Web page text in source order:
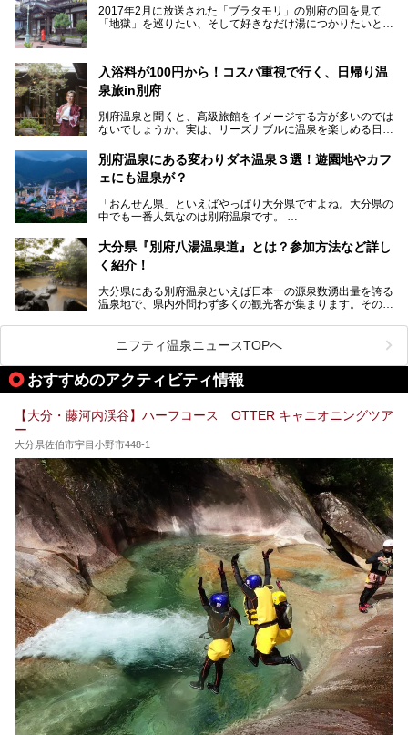
地上80mという圧倒的な開放感が魅力。温泉、ロウリュサウ
ナ、そしてひんやりとした約27度の高濃度炭酸泉で交互浴
併設の「JR九州ホテル ブラッサム大分」に泊まって、この
「シティスパてんくう」をたっぷり満喫してきたのでレポー
ルダウンできるスイーツ情報と併せてお楽しみください！
提供元：大分県【PR】
この記事は大分県のPR記事です。
2017年2月に放送された「ブラタモリ」の別府の回を見て
「地獄」を巡りたい、そして好きなだけ湯につかりたいと切
まつり」が開催されます。その期間は嬉しいことに100以上
の共同浴場がなんと無料開放されるんです！普段から入浴料
が100円と安いのに、いいんですかタダにしちゃって!?
しかも4/2には「東京ディズニーリゾートスペシャルパレー
ド」も行われます。つまり別府に行けば「地獄」も「ミッキ
ーマウス」も拝める稀有なイベントですよ、これは行くしか
ない！
源泉数、湧出量ともに日本一の温泉県とも言われる大分県。
な市営温泉をまとめました。
Let’s go to Hell !
入浴料が100円から！コスパ重視で行く、日帰り温
泉旅in別府
別府温泉と聞くと、高級旅館をイメージする方が多いのでは
ないでしょうか。実は、リーズナブルに温泉を楽しめる日帰
で楽しめる「大分県の別府温泉」に注目してみました。
ニフティ温泉がオススメする温泉施設を紹介しちゃいます！
別府温泉にある変わりダネ温泉３選！遊園地やカフ
ェにも温泉が？
「おんせん県」といえばやっぱり大分県ですよね。大分県の
中でも一番人気なのは別府温泉です。
中いても飽きません。
普通に温泉に浸かる以外にも、別府地獄巡りや砂湯などは有
名ですよね。
別府温泉は共同湯も多く、家庭やマンションにも温泉を引い
ている所もあります。
あるんです。
これを読んで別府温泉巡りの参考になればと思います。
大分県『別府八湯温泉道』とは？参加方法など詳し
く紹介！
大分県にある別府温泉といえば日本一の源泉数湧出量を誇る
温泉地で、県内外問わず多くの観光客が集まります。その別
八湯温泉道とは別府八湯を巡る体験型イベントで、施設を回
って88ヶ所のスタンプを集めて温泉名人の認定を目指すと
いうものです。
別府には朝早くから夜遅くまでやっている地元に根付いた銭
湯や、日帰りのみの大きな施設など様々な形態の温泉があり
人を目指してみてはいかがでしょうか？
ニフティ温泉ニュースTOPへ
おすすめのアクティビティ情報
【大分・藤河内渓谷】ハーフコース OTTER キャニオニングツア
ー
大分県佐伯市宇目小野市448-1